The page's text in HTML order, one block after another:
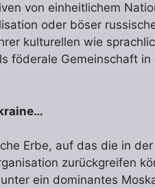
von einheitlichem
oder böser
kulturellen wie
föderale Gemeinschaft
Erbe, auf das die in
zurückgreifen
ein dominantes